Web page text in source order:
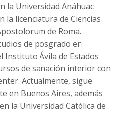
la Universidad Anáhuac
la licenciatura de Ciencias
de Roma.
de posgrado en
Instituto Ávila de Estados
de sanación interior con
Actualmente, sigue
en Buenos Aires, además
la Universidad Católica de